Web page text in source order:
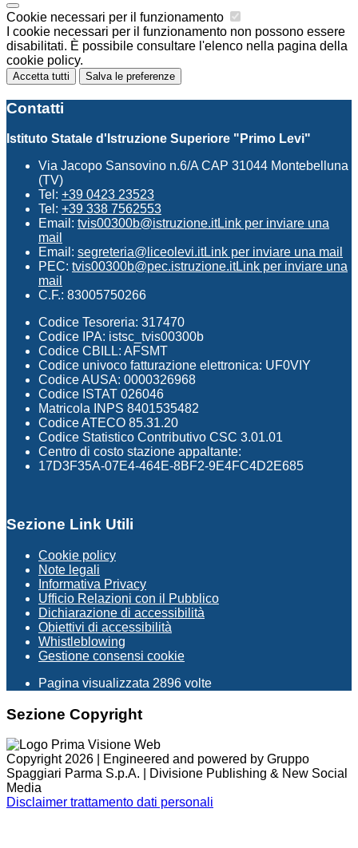
Cookie necessari per il funzionamento
I cookie necessari per il funzionamento non possono essere
disabilitati. È possibile consultare l'elenco nella pagina della
cookie policy.
Accetta tutti Salva le preferenze
Contatti
Istituto Statale d'Istruzione Superiore "Primo Levi"
Via Jacopo Sansovino n.6/A CAP 31044 Montebelluna
(TV)
Tel: +39 0423 23523
Tel: +39 338 7562553
Email: tvis00300b@istruzione.itLink per inviare una
mail
Email: segreteria@liceolevi.itLink per inviare una mail
PEC: tvis00300b@pec.istruzione.itLink per inviare una
mail
C.F.: 83005750266
Codice Tesoreria: 317470
Codice IPA: istsc_tvis00300b
Codice CBILL: AFSMT
Codice univoco fatturazione elettronica: UF0VIY
Codice AUSA: 0000326968
Codice ISTAT 026046
Matricola INPS 8401535482
Codice ATECO 85.31.20
Codice Statistico Contributivo CSC 3.01.01
Centro di costo stazione appaltante:
17D3F35A-07E4-464E-8BF2-9E4FC4D2E685
Sezione Link Utili
Cookie policy
Note legali
Informativa Privacy
Ufficio Relazioni con il Pubblico
Dichiarazione di accessibilità
Obiettivi di accessibilità
Whistleblowing
Gestione consensi cookie
Pagina visualizzata 2896 volte
Sezione Copyright
Copyright 2026 | Engineered and powered by Gruppo
Spaggiari Parma S.p.A. | Divisione Publishing & New Social
Media
Disclaimer trattamento dati personali